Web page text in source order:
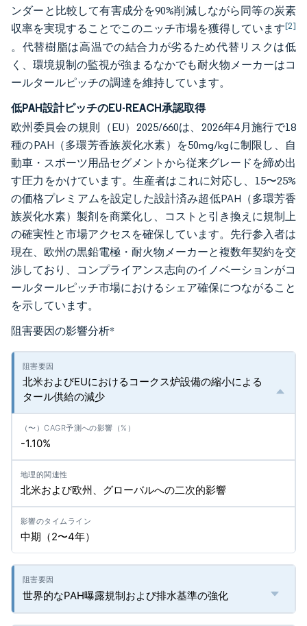
ンダーと比較して有害成分を90%削減しながら同等の炭素
収率を実現することでこのニッチ市場を獲得しています[2]
。代替樹脂は高温での結合力が劣るため代替リスクは低
く、環境規制の監視が強まるなかでも耐火物メーカーはコ
ールタールピッチの調達を維持しています。
低PAH設計ピッチのEU-REACH承認取得
欧州委員会の規則（EU）2025/660は、2026年4月施行で18
種のPAH（多環芳香族炭化水素）を50mg/kgに制限し、自
動車・スポーツ用品セグメントから従来グレードを締め出
す圧力をかけています。生産者はこれに対応し、15〜25%
の価格プレミアムを設定した設計済み超低PAH（多環芳香
族炭化水素）製剤を商業化し、コストと引き換えに規制上
の確実性と市場アクセスを確保しています。先行参入者は
現在、欧州の黒鉛電極・耐火物メーカーと複数年契約を交
渉しており、コンプライアンス志向のイノベーションがコ
ールタールピッチ市場におけるシェア確保につながること
を示しています。
阻害要因の影響分析*
北米およびEUにおけるコークス炉設備の縮小による
タール供給の減少
-1.10%
北米および欧州、グローバルへの二次的影響
中期（2〜4年）
世界的なPAH曝露規制および排水基準の強化